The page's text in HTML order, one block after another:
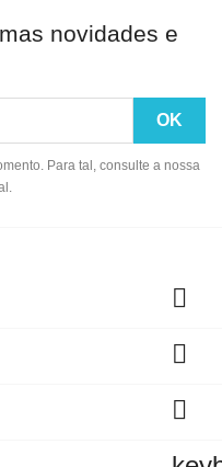
novidades e
Para tal, consulte a nossa


